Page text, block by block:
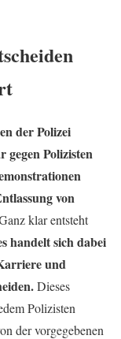
der Polizei
gegen Polizisten
von
klar entsteht
handelt sich dabei
und
Dieses
Polizisten
der vorgegebenen